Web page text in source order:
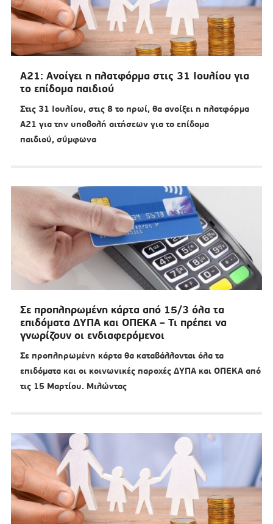
Α21: Ανοίγει η πλατφόρμα στις 31 Ιουλίου για
το επίδομα παιδιού
Στις 31 Ιουλίου, στις 8 το πρωί, θα ανοίξει η πλατφόρμα
Α21 για την υποβολή αιτήσεων για το επίδομα
παιδιού, σύμφωνα
Σε προπληρωμένη κάρτα από 15/3 όλα τα
επιδόματα ΔΥΠΑ και ΟΠΕΚΑ – Τι πρέπει να
γνωρίζουν οι ενδιαφερόμενοι
Σε προπληρωμένη κάρτα θα καταβάλλονται όλα τα
επιδόματα και οι κοινωνικές παροχές ΔΥΠΑ και ΟΠΕΚΑ από
τις 15 Μαρτίου. Μιλώντας